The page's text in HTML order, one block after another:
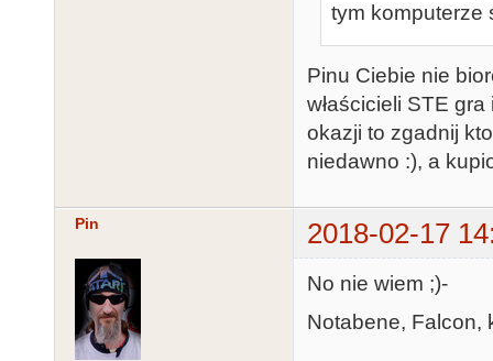
tym komputerze
Pinu Ciebie nie
właścicieli STE
okazji to zgadnij
niedawno :), a
Pin 2018-02-17
No nie wiem ;)-
Notabene, Falcon,